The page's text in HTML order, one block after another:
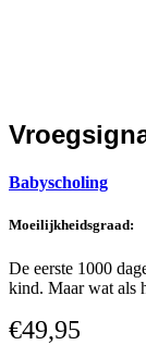
Babyscholing
Moeilijkheidsgraad:
De eerste 1000
kind. Maar wat als
€49,95